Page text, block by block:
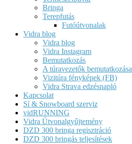
Bringa
Terepfutás
Futóútvonalak
Vidra blog
Vidra blog
Vidra Instagram
Bemutatkozás
A túravezetők bemutatkozása
Vizitúra fényképek (FB)
Vidra Strava edzésnapló
Kapcsolat
Sí & Snowboard szerviz
vidRUNNING
Vidra Útvonalgyűjtemény
DZD 300 bringa regisztráció
DZD 300 bringás teljesítések